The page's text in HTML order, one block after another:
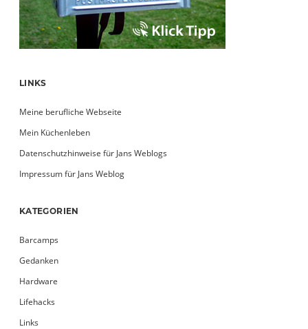
LINKS
Meine berufliche Webseite
Mein Küchenleben
Datenschutzhinweise für Jans Weblogs
Impressum für Jans Weblog
KATEGORIEN
Barcamps
Gedanken
Hardware
Lifehacks
Links